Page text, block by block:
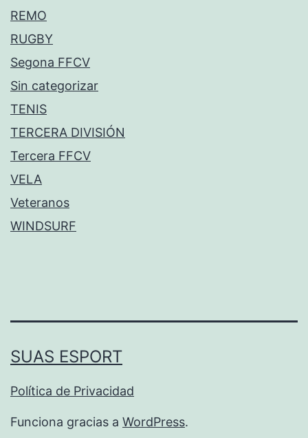
REMO
RUGBY
Segona FFCV
Sin categorizar
TENIS
TERCERA DIVISIÓN
Tercera FFCV
VELA
Veteranos
WINDSURF
SUAS ESPORT
Política de Privacidad
Funciona gracias a WordPress.